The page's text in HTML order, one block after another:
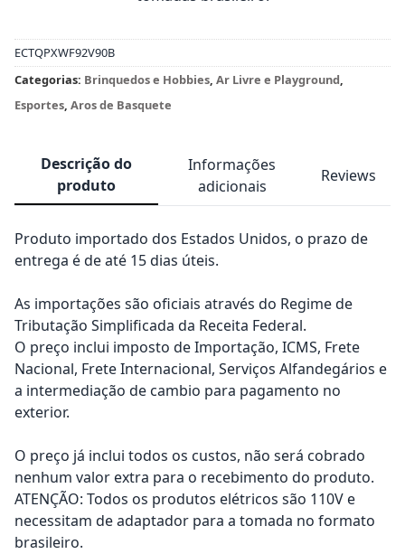
ECTQPXWF92V90B
Categorias: Brinquedos e Hobbies, Ar Livre e Playground,
Esportes, Aros de Basquete
Descrição do
produto
Informações
adicionais
Reviews
Produto importado dos Estados Unidos, o prazo de
entrega é de até 15 dias úteis.
As importações são oficiais através do Regime de
Tributação Simplificada da Receita Federal.
O preço inclui imposto de Importação, ICMS, Frete
Nacional, Frete Internacional, Serviços Alfandegários e
a intermediação de cambio para pagamento no
exterior.
O preço já inclui todos os custos, não será cobrado
nenhum valor extra para o recebimento do produto.
ATENÇÃO: Todos os produtos elétricos são 110V e
necessitam de adaptador para a tomada no formato
brasileiro.